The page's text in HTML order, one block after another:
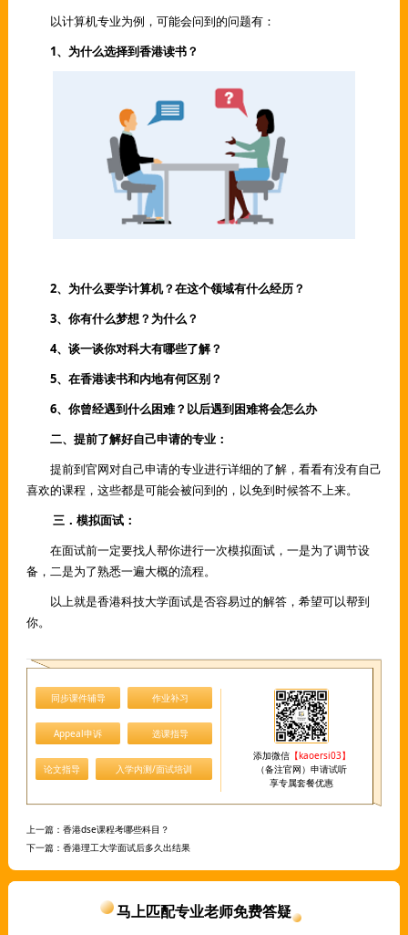
以计算机专业为例，可能会问到的问题有：
1、为什么选择到香港读书？
2、为什么要学计算机？在这个领域有什么经历？
3、你有什么梦想？为什么？
4、谈一谈你对科大有哪些了解？
5、在香港读书和内地有何区别？
6、你曾经遇到什么困难？以后遇到困难将会怎么办
二、提前了解好自己申请的专业：
提前到官网对自己申请的专业进行详细的了解，看看有没有自己
喜欢的课程，这些都是可能会被问到的，以免到时候答不上来。
三．模拟面试：
在面试前一定要找人帮你进行一次模拟面试，一是为了调节设
备，二是为了熟悉一遍大概的流程。
以上就是香港科技大学面试是否容易过的解答，希望可以帮到
你。
同步课件辅导 作业补习
Appeal申诉 选课指导
论文指导 入学内测/面试培训
添加微信【kaoersi03】
（备注官网）申请试听
享专属套餐优惠
上一篇： 香港dse课程考哪些科目？
下一篇： 香港理工大学面试后多久出结果
马上匹配专业老师免费答疑